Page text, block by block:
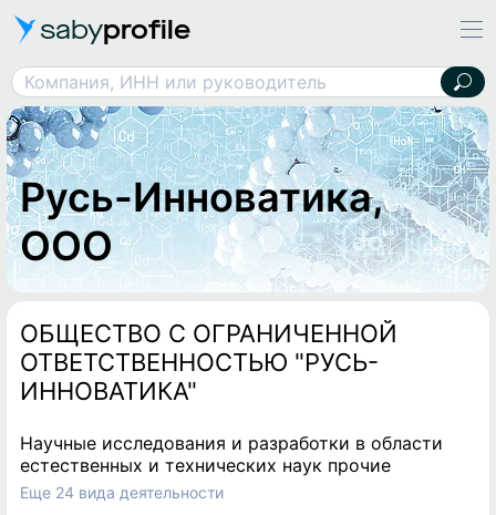
sabyprofile
Компания, ИНН или руководитель
Русь-Инноватика, ООО
Русь-Инноватика,
ООО
ОБЩЕСТВО С ОГРАНИЧЕННОЙ
ОТВЕТСТВЕННОСТЬЮ "РУСЬ-
ИННОВАТИКА"
Научные исследования и разработки в области
естественных и технических наук прочие
Еще 24 вида деятельности